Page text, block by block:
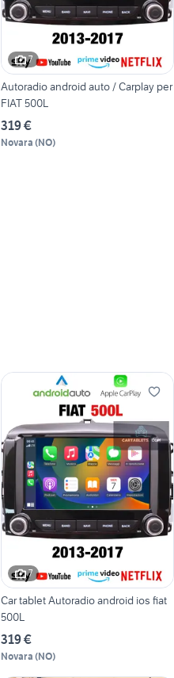
7
Autoradio android auto / Carplay per
FIAT 500L
319 €
Novara (NO)
7
Car tablet Autoradio android ios fiat
500L
319 €
Novara (NO)